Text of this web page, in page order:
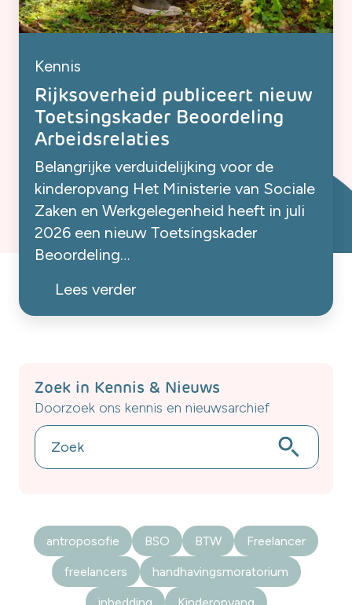
Kennis
Rijksoverheid publiceert nieuw
Toetsingskader Beoordeling
Arbeidsrelaties
Belangrijke verduidelijking voor de
kinderopvang Het Ministerie van Sociale
Zaken en Werkgelegenheid heeft in juli
2026 een nieuw Toetsingskader
Beoordeling
toetsingskader zijn de meest recente
uitspraken van de Hoge Raad,
kinderopvangorganisaties die
zelfstandige pedagogisch professionals
inzetten bij Piek, Ziek en Uniek is dit een
belangrijke ontwikkeling. Niet omdat de
[…]
Lees verder
Zoek in Kennis & Nieuws
Doorzoek ons kennis en nieuwsarchief
antroposofie BSO BTW Freelancer
freelancers handhavingsmoratorium